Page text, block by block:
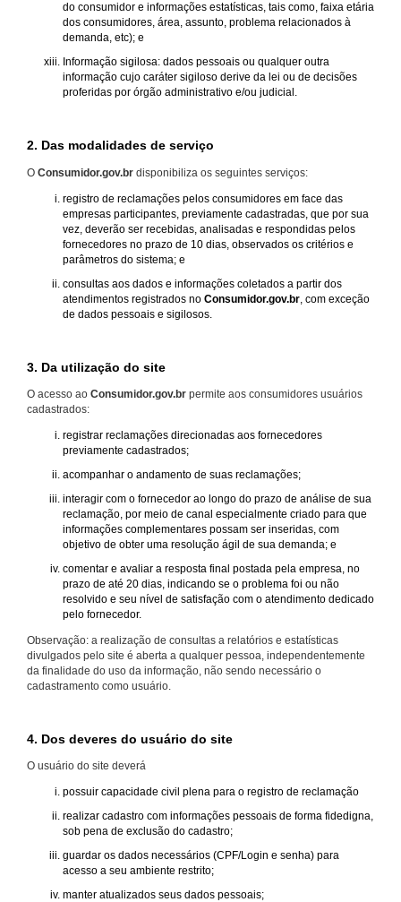
do consumidor e informações estatísticas, tais como, faixa etária
dos consumidores, área, assunto, problema relacionados à
demanda, etc); e
Informação sigilosa: dados pessoais ou qualquer outra
informação cujo caráter sigiloso derive da lei ou de decisões
proferidas por órgão administrativo e/ou judicial.
2. Das modalidades de serviço
O Consumidor.gov.br disponibiliza os seguintes serviços:
registro de reclamações pelos consumidores em face das
empresas participantes, previamente cadastradas, que por sua
vez, deverão ser recebidas, analisadas e respondidas pelos
fornecedores no prazo de 10 dias, observados os critérios e
parâmetros do sistema; e
consultas aos dados e informações coletados a partir dos
atendimentos registrados no Consumidor.gov.br , com exceção
de dados pessoais e sigilosos.
3. Da utilização do site
O acesso ao Consumidor.gov.br permite aos consumidores usuários
cadastrados:
registrar reclamações direcionadas aos fornecedores
previamente cadastrados;
acompanhar o andamento de suas reclamações;
interagir com o fornecedor ao longo do prazo de análise de sua
reclamação, por meio de canal especialmente criado para que
informações complementares possam ser inseridas, com
objetivo de obter uma resolução ágil de sua demanda; e
comentar e avaliar a resposta final postada pela empresa, no
prazo de até 20 dias, indicando se o problema foi ou não
resolvido e seu nível de satisfação com o atendimento dedicado
pelo fornecedor.
Observação: a realização de consultas a relatórios e estatísticas
divulgados pelo site é aberta a qualquer pessoa, independentemente
da finalidade do uso da informação, não sendo necessário o
cadastramento como usuário.
4. Dos deveres do usuário do site
O usuário do site deverá
possuir capacidade civil plena para o registro de reclamação
realizar cadastro com informações pessoais de forma fidedigna,
sob pena de exclusão do cadastro;
guardar os dados necessários (CPF/Login e senha) para
acesso a seu ambiente restrito;
manter atualizados seus dados pessoais;